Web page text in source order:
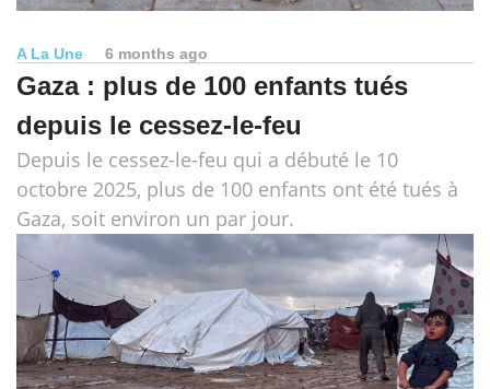
A La Une 6 months ago
Gaza : plus de 100 enfants tués
depuis le cessez-le-feu
Depuis le cessez-le-feu qui a débuté le 10
octobre 2025, plus de 100 enfants ont été tués à
Gaza, soit environ un par jour.